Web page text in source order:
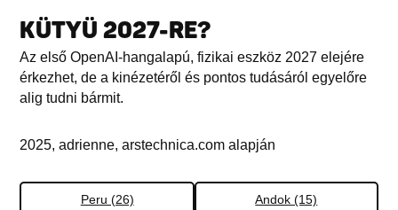
KÜTYÜ 2027-RE?
Az első OpenAI-hangalapú, fizikai eszköz 2027 elejére
érkezhet, de a kinézetéről és pontos tudásáról egyelőre
alig tudni bármit.
2025, adrienne, arstechnica.com alapján
Peru (26) Andok (15)